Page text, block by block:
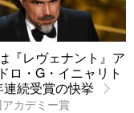
『レヴェナント』ア
ロ・G・イニャリト
連続受賞の快挙
カデミー賞